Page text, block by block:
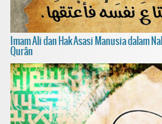
Imam Ali dan Hak Asasi Manusia dalam
Qurân